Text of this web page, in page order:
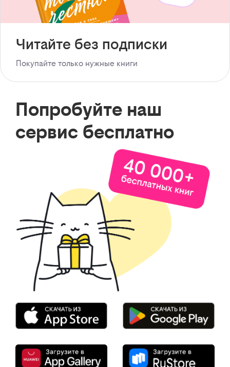
Читайте без подписки
Покупайте только нужные книги
Попробуйте наш
сервис бесплатно